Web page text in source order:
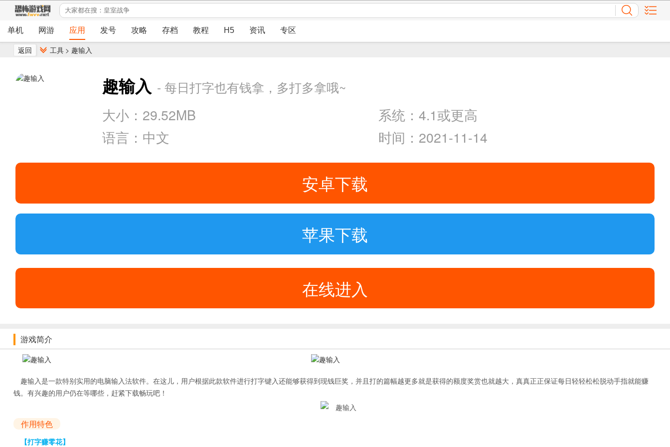
单机 网游 应用 发号 攻略 存档 教程 H5 资讯 专区
返回 工具 > 趣输入
趣输入 - 每日打字也有钱拿，多打多拿哦~
大小：29.52MB
系统：4.1或更高
语言：中文
时间：2021-11-14
安卓下载
苹果下载
在线进入
游戏简介
趣输入是一款特别实用的电脑输入法软件。在这儿，用户根据此款软件进行打字键入还能够获得到现钱巨奖，并且打的篇幅越更多就是获得的额度奖赏也就越大，真真正正保证每日轻轻松松脱动手指就能赚
钱。有兴趣的用户仍在等哪些，赶紧下载畅玩吧！
作用特色
【打字赚零花】